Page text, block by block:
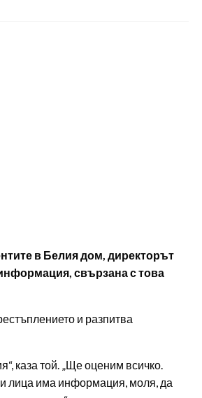
в Белия дом, директорът
свързана с това
и разпитва
каза той. „Ще оценим всичко.
лица има информация, моля, да